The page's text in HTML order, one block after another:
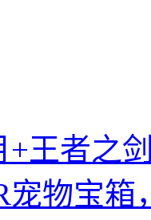
+王者之
宠物宝箱